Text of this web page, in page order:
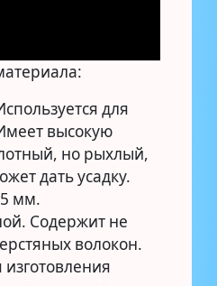
для
высокую
но рыхлый,
дать усадку.
мм.
Содержит не
волокон.